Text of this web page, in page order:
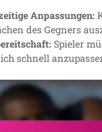
Anpassungen:
des Gegners
Spieler
schnell